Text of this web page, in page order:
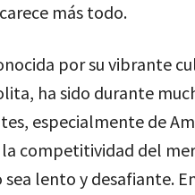
más todo.
por su vibrante
ha sido durante
especialmente de
la competitividad del
sea lento y desafiante.